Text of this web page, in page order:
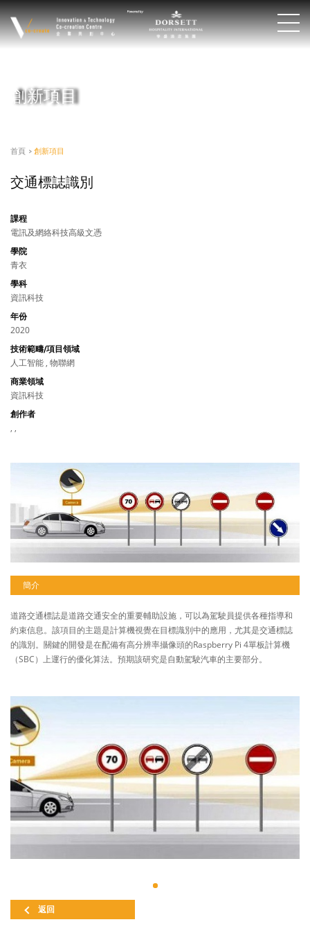
創新項目
首頁 > 創新項目
交通標誌識別
課程
電訊及網絡科技高級文憑
學院
青衣
學科
資訊科技
年份
2020
技術範疇/項目領域
人工智能 , 物聯網
商業領域
資訊科技
創作者
, ,
簡介
道路交通標誌是道路交通安全的重要輔助設施，可以為駕駛員提供各種指導和
約束信息。該項目的主題是計算機視覺在目標識別中的應用，尤其是交通標誌
的識別。關鍵的開發是在配備有高分辨率攝像頭的Raspberry Pi 4單板計算機
（SBC）上運行的優化算法。預期該研究是自動駕駛汽車的主要部分。
返回